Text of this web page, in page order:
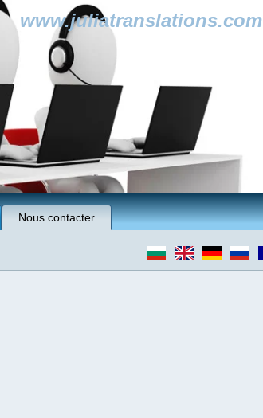
www.juliatranslations.com
Nous contacter